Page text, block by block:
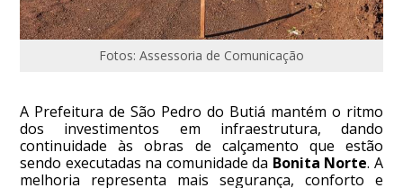
Fotos: Assessoria de Comunicação
A Prefeitura de São Pedro do Butiá mantém o ritmo
dos investimentos em infraestrutura, dando
continuidade às obras de calçamento que estão
sendo executadas na comunidade da Bonita Norte. A
melhoria representa mais segurança, conforto e